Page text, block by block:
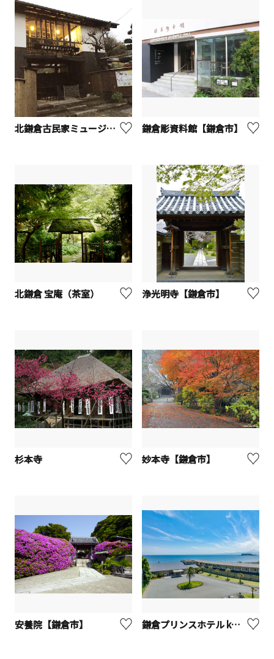
北鎌倉古民家ミュージアム 鎌倉彫資料館【鎌倉市】
北鎌倉 宝庵（茶室） 浄光明寺【鎌倉市】
杉本寺 妙本寺【鎌倉市】
安養院【鎌倉市】 鎌倉プリンスホテル kamakura Prince Hotel